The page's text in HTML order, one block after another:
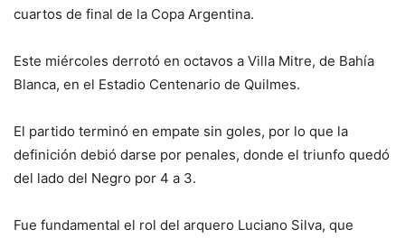
cuartos de final de la Copa Argentina.
Este miércoles derrotó en octavos a Villa Mitre, de Bahía
Blanca, en el Estadio Centenario de Quilmes.
El partido terminó en empate sin goles, por lo que la
definición debió darse por penales, donde el triunfo quedó
del lado del Negro por 4 a 3.
Fue fundamental el rol del arquero Luciano Silva, que